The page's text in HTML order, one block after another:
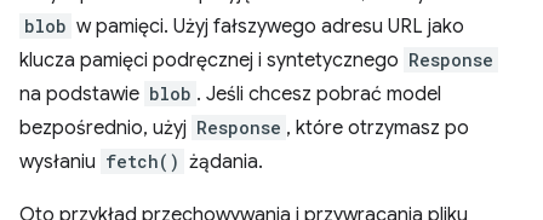
blob w pamięci. Użyj fałszywego adresu URL jako
klucza pamięci podręcznej i syntetycznego Response
na podstawie blob . Jeśli chcesz pobrać model
bezpośrednio, użyj Response , które otrzymasz po
wysłaniu fetch() żądania.